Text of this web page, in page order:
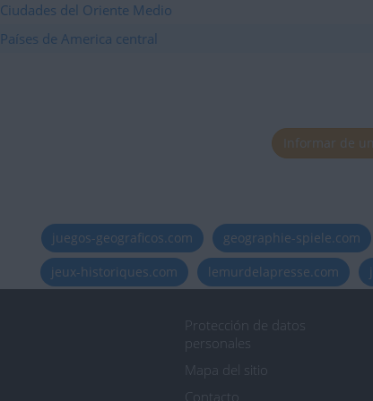
Ciudades del Oriente Medio
Países de America central
Informar de
juegos-geograficos.com geographie-spiele.com
jeux-historiques.com
lemurdelapresse.com
Protección de datos
personales
Mapa del sitio
Contacto